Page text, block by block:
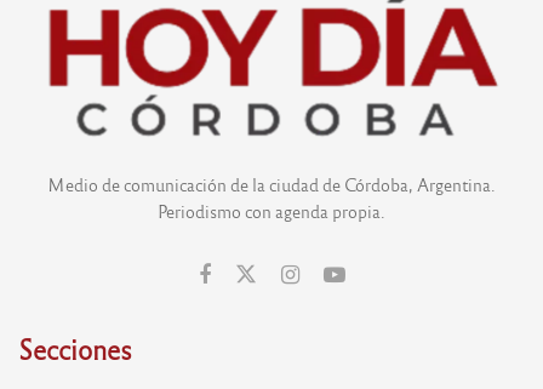
Medio de comunicación de la ciudad de Córdoba, Argentina.
Periodismo con agenda propia.
Secciones